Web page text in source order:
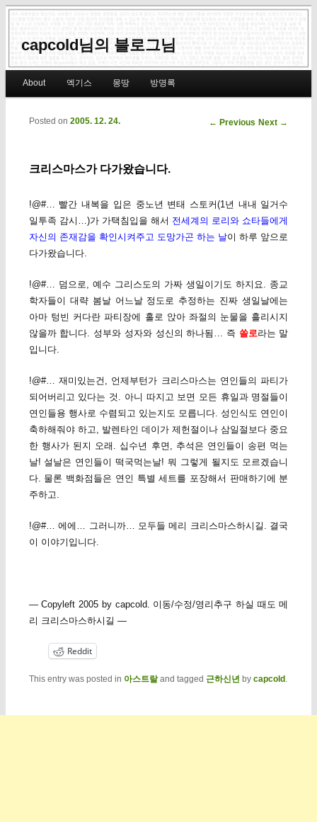
capcold님의 블로그님
Skip to primary content
Skip to secondary content
About 엑기스 몽땅 방명록
Post navigation
← Previous Next →
크리스마스가 다가왔습니다.
Posted on 2005. 12. 24.
!@#… 빨간 내복을 입은 중노년 변태 스토커(1년 내내 일거수
일투족 감시…)가 가택침입을 해서 전세계의 로리와 쇼타들에게
자신의 존재감을 확인시켜주고 도망가곤 하는 날이 하루 앞으로
다가왔습니다.
!@#… 덤으로, 예수 그리스도의 가짜 생일이기도 하지요. 종교
학자들이 대략 봄날 어느날 정도로 추정하는 진짜 생일날에는
아마 텅빈 커다란 파티장에 홀로 앉아 좌절의 눈물을 흘리시지
않을까 합니다. 성부와 성자와 성신의 하나됨… 즉 쏠로라는 말
입니다.
!@#… 재미있는건, 언제부턴가 크리스마스는 연인들의 파티가
되어버리고 있다는 것. 아니 따지고 보면 모든 휴일과 명절들이
연인들용 행사로 수렴되고 있는지도 모릅니다. 성인식도 연인이
축하해줘야 하고, 발렌타인 데이가 제헌절이나 삼일절보다 중요
한 행사가 된지 오래. 십수년 후면, 추석은 연인들이 송편 먹는
날! 설날은 연인들이 떡국먹는날! 뭐 그렇게 될지도 모르겠습니
다. 물론 백화점들은 연인 특별 세트를 포장해서 판매하기에 분
주하고.
!@#… 에에… 그러니까… 모두들 메리 크리스마스하시길. 결국
이 이야기입니다.
— Copyleft 2005 by capcold. 이동/수정/영리추구 하실 때도 메
리 크리스마스하시길 —
Reddit
This entry was posted in 아스트랄and tagged 근하신년 by capcold .